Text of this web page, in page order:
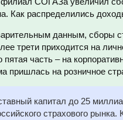
Как распределились
данным, сборы
трети приходится на
часть – на
пришлась на розничное
капитал до 25
страхового